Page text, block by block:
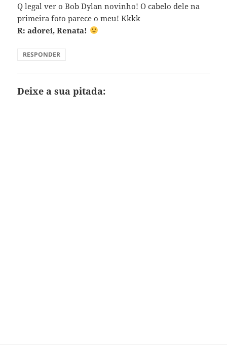
Q legal ver o Bob Dylan novinho! O cabelo dele na
primeira foto parece o meu! Kkkk
R: adorei, Renata!
RESPONDER
Deixe a sua pitada: